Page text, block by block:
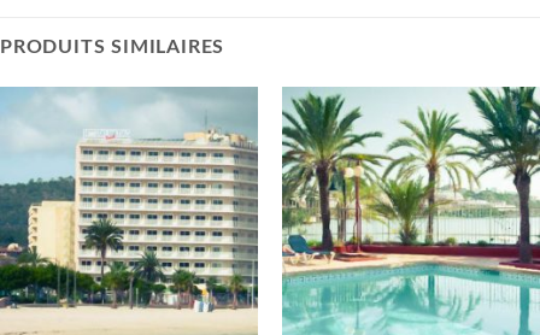
PRODUITS SIMILAIRES